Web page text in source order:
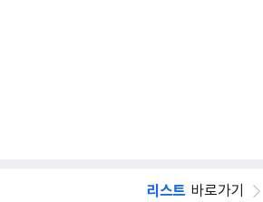
리스트 바로가기